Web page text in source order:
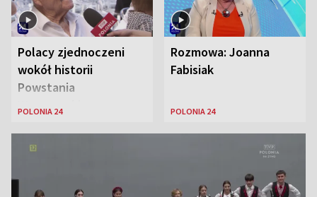
Polacy zjednoczeni
wokół historii
Powstania
Warszawskiego
POLONIA 24
Rozmowa: Joanna
Fabisiak
POLONIA 24